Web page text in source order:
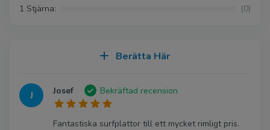
Berätta Här
J Josef Bekräftad recension
Fantastiska surfplattor till ett mycket rimligt pris.
1 Stjärna:
(0)